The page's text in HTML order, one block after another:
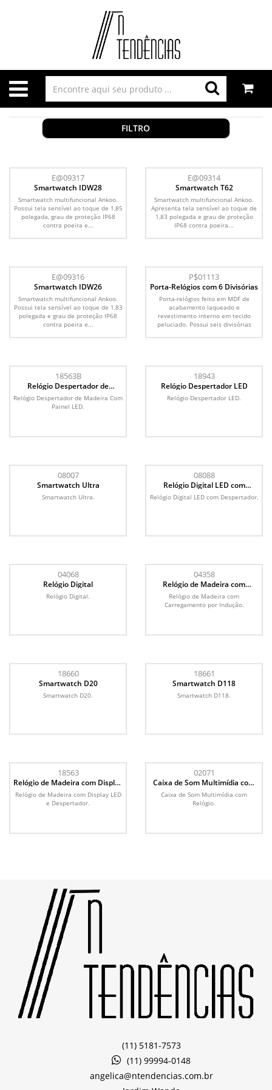
FILTRO
E@09317
Smartwatch IDW28
Smartwatch multifuncional Ankoo.
Possui tela sensível ao toque de 1,85
polegada, grau de proteção IP68
contra poeira e...
E@09314
Smartwatch T62
Smartwatch multifuncional Ankoo.
Apresenta tela sensível ao toque de
1,83 polegada e grau de proteção
IP68 contra poeira...
E@09316
Smartwatch IDW26
Smartwatch multifuncional Ankoo.
Possui tela sensível ao toque de 1,83
polegada e grau de proteção IP68
contra poeira e...
P$01113
Porta-Relógios com 6 Divisórias
Porta-relógios feito em MDF de
acabamento laqueado e
revestimento interno em tecido
peluciado. Possui seis divisórias
18563B
Relógio Despertador de
Madeira Com Painel LED
Relógio Despertador de Madeira Com
Painel LED.
18943
Relógio Despertador LED
Relógio Despertador LED.
08007
Smartwatch Ultra
Smartwatch Ultra.
08088
Relógio Digital LED com
Despertador
Relógio Digital LED com Despertador.
04068
Relógio Digital
Relógio Digital.
04358
Relógio de Madeira com
Carregamento por Indução
Relógio de Madeira com
Carregamento por Indução.
18660
Smartwatch D20
Smartwatch D20.
18661
Smartwatch D118
Smartwatch D118.
18563
Relógio de Madeira com Display
LED
Relógio de Madeira com Display LED
e Despertador.
02071
Caixa de Som Multimídia com
Relógio
Caixa de Som Multimídia com
Relógio.
(11) 5181-7573
(11) 99994-0148
angelica@ntendencias.com.br